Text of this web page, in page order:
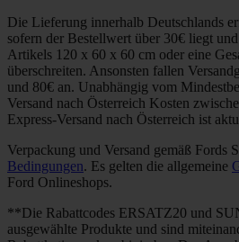
Die Lieferung innerhalb Deutschlands
sofern der Bestellwert über 30€ liegt
Artikels 120 x 60 x 60 cm oder eine
überschreiten. Ansonsten fallen
und 80€ an. Unabhängig vom
Versand nach Österreich Kosten
Express-Versand nach Österreich ist
Verpackung und Versand gemäß Fords
Bedingungen. Es gelten die allgemeine
Ford Onlineshops.
**Die Rabattcodes ERSATZ20 und
ausgewählte Produkte und sind